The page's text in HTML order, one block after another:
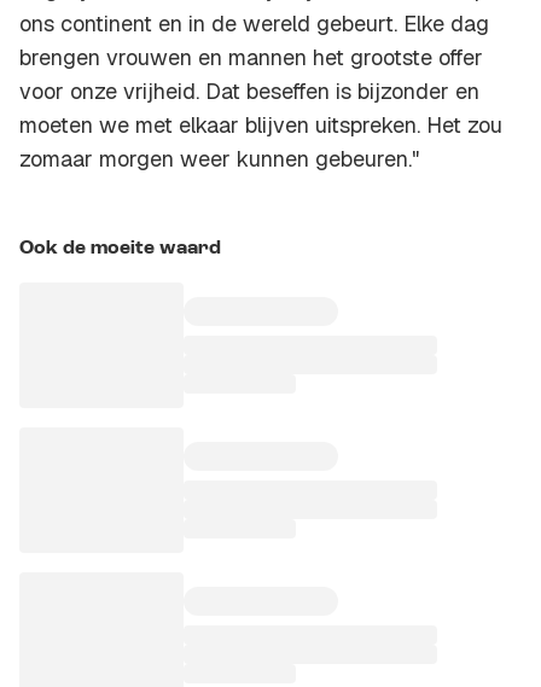
ons continent en in de wereld gebeurt. Elke dag
brengen vrouwen en mannen het grootste offer
voor onze vrijheid. Dat beseffen is bijzonder en
moeten we met elkaar blijven uitspreken. Het zou
zomaar morgen weer kunnen gebeuren."
Ook de moeite waard